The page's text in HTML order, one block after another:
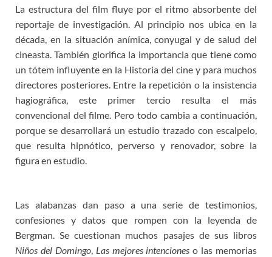
La estructura del film fluye por el ritmo absorbente del
reportaje de investigación. Al principio nos ubica en la
década, en la situación anímica, conyugal y de salud del
cineasta. También glorifica la importancia que tiene como
un tótem influyente en la Historia del cine y para muchos
directores posteriores. Entre la repetición o la insistencia
hagiográfica, este primer tercio resulta el más
convencional del filme. Pero todo cambia a continuación,
porque se desarrollará un estudio trazado con escalpelo,
que resulta hipnótico, perverso y renovador, sobre la
figura en estudio.
Las alabanzas dan paso a una serie de testimonios,
confesiones y datos que rompen con la leyenda de
Bergman. Se cuestionan muchos pasajes de sus libros
Niños del Domingo, Las mejores intenciones o las memorias